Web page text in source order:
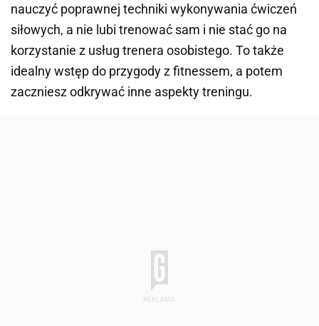
nauczyć poprawnej techniki wykonywania ćwiczeń
siłowych, a nie lubi trenować sam i nie stać go na
korzystanie z usług trenera osobistego. To także
idealny wstęp do przygody z fitnessem, a potem
zaczniesz odkrywać inne aspekty treningu.